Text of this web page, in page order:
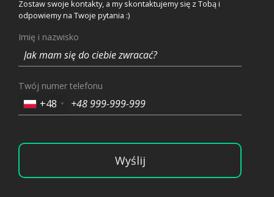
Zostaw swoje kontakty, a my skontaktujemy się z Tobą i
odpowiemy na Twoje pytania :)
Imię i nazwisko
Twój numer telefonu
+48
Wyślij